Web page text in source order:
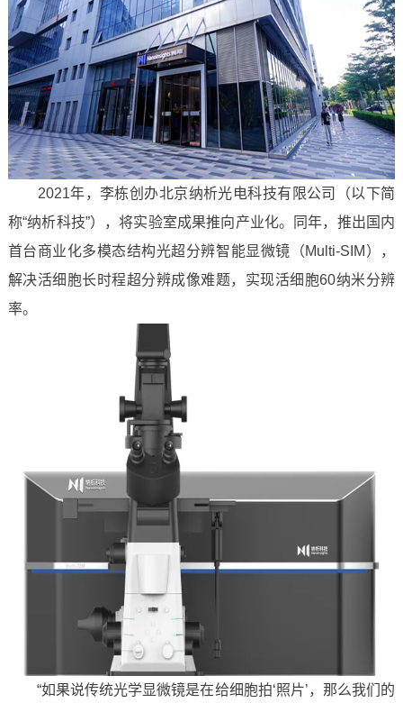
2021年，李栋创办北京纳析光电科技有限公司（以下简
称“纳析科技”），将实验室成果推向产业化。同年，推出国内
首台商业化多模态结构光超分辨智能显微镜（Multi-SIM），
解决活细胞长时程超分辨成像难题，实现活细胞60纳米分辨
率。
“如果说传统光学显微镜是在给细胞拍‘照片’，那么我们的